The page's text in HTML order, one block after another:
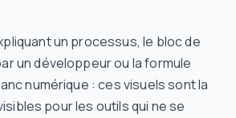
un processus, le bloc de
un développeur ou la formule
numérique : ces visuelssontla
pour les outils qui ne se